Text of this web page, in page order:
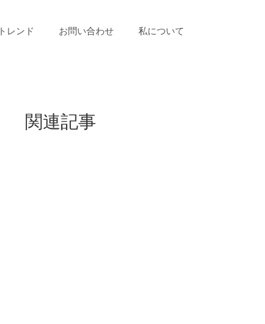
トレンド お問い合わせ 私について
関連記事